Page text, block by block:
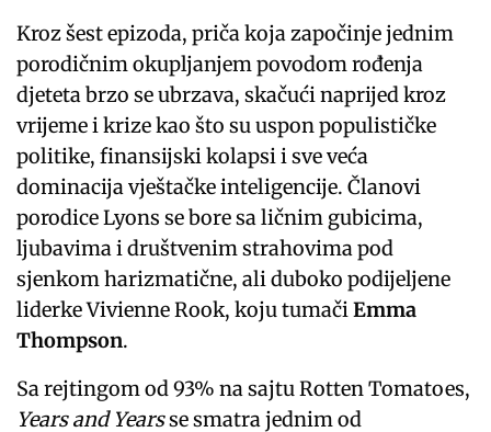
Kroz šest epizoda, priča koja započinje jednim
porodičnim okupljanjem povodom rođenja
djeteta brzo se ubrzava, skačući naprijed kroz
vrijeme i krize kao što su uspon populističke
politike, finansijski kolapsi i sve veća
dominacija vještačke inteligencije. Članovi
porodice Lyons se bore sa ličnim gubicima,
ljubavima i društvenim strahovima pod
sjenkom harizmatične, ali duboko podijeljene
liderke Vivienne Rook, koju tumačiEmma
Thompson.
Sa rejtingom od 93% na sajtu Rotten Tomatoes,
Years and Yearsse smatra jednim od